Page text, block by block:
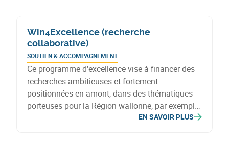
valorisation industrielle à court terme.
Win4Excellence (recherche
collaborative)
SOUTIEN & ACCOMPAGNEMENT
Ce programme d'excellence vise à financer des
recherches ambitieuses et fortement
positionnées en amont, dans des thématiques
porteuses pour la Région wallonne, par exemple
dans les Domaines d'Innovation Stratégiques de
EN SAVOIR PLUS